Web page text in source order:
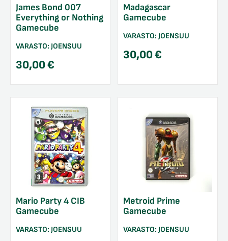
James Bond 007
Everything or Nothing
Gamecube
VARASTO: JOENSUU
30,00€
Madagascar
Gamecube
VARASTO: JOENSUU
30,00€
Mario Party 4 CIB
Gamecube
VARASTO: JOENSUU
Metroid Prime
Gamecube
VARASTO: JOENSUU